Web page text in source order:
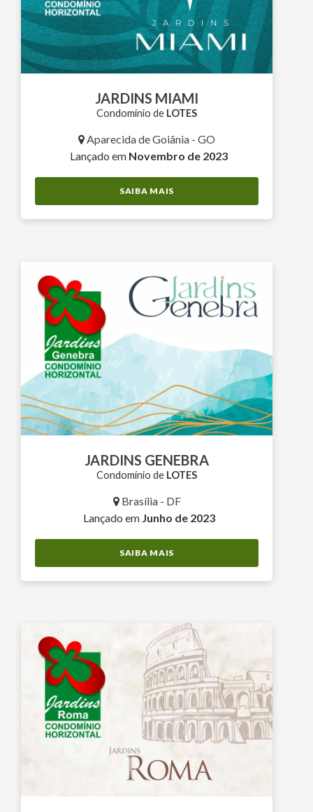
JARDINS MIAMI
Condomínio de LOTES
Aparecida de Goiânia - GO
Lançado em Novembro de 2023
SAIBA MAIS
JARDINS GENEBRA
Condomínio de LOTES
Brasília - DF
Lançado em Junho de 2023
SAIBA MAIS